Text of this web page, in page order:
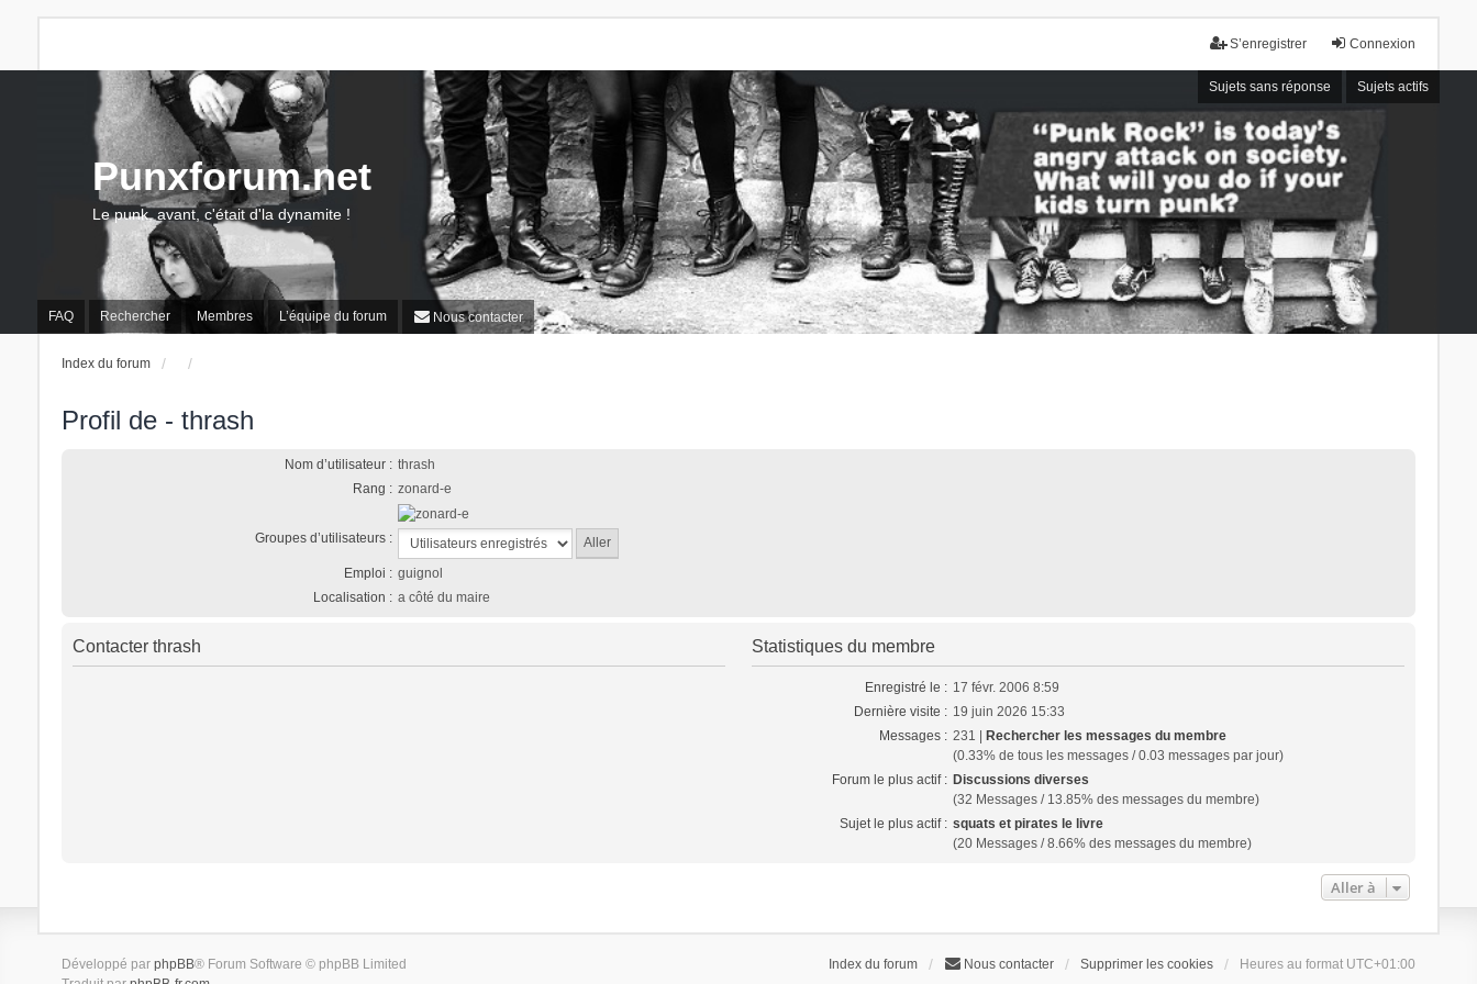
Connexion
S’enregistrer
Sujets sans réponse Sujets actifs
FAQ Rechercher Membres L’équipe du forum Nous contacter
Punxforum.net
Le punk, avant, c'était d'la dynamite !
Index du forum
Profil de - thrash
Nom d’utilisateur : thrash
Rang : zonard-e
Groupes d’utilisateurs :
Emploi : guignol
Localisation : a côté du maire
Contacter thrash Statistiques du membre
Enregistré le : 17 févr. 2006 8:59
Dernière visite : 19 juin 2026 15:33
Messages : 231 |Rechercher les messages du membre
(0.33% de tous les messages / 0.03 messages par jour)
Forum le plus actif : Discussions diverses
(32 Messages / 13.85% des messages du membre)
Sujet le plus actif : squats et pirates le livre
(20 Messages / 8.66% des messages du membre)
Aller à
Index du forum Nous contacter Supprimer les cookies Heures au format UTC+01:00
Développé par phpBB® Forum Software © phpBB Limited